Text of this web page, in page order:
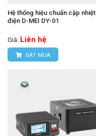
Hệ thống hiệu chuẩn cặp nhiệt
điện D-MEI DY-01
Giá: Liên hệ
ĐẶT MUA